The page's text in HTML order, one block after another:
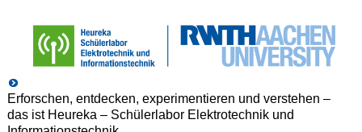
Erforschen, entdecken, experimentieren und verstehen –
das ist Heureka – Schülerlabor Elektrotechnik und